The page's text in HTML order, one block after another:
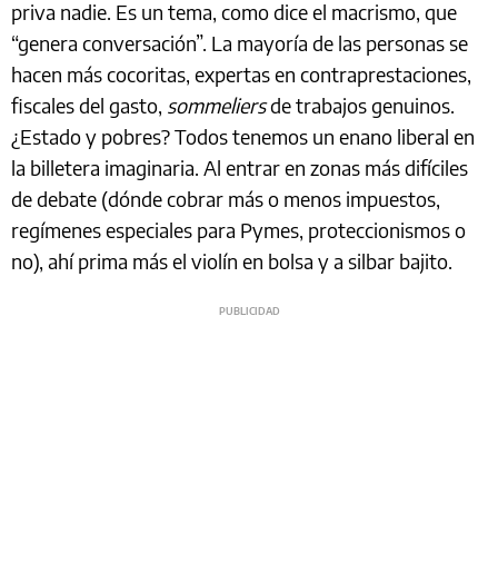
priva nadie. Es un tema, como dice el macrismo, que
“genera conversación”. La mayoría de las personas se
hacen más cocoritas, expertas en contraprestaciones,
fiscales del gasto, sommeliersde trabajos genuinos.
¿Estado y pobres? Todos tenemos un enano liberal en
la billetera imaginaria. Al entrar en zonas más difíciles
de debate (dónde cobrar más o menos impuestos,
regímenes especiales para Pymes, proteccionismos o
no), ahí prima más el violín en bolsa y a silbar bajito.